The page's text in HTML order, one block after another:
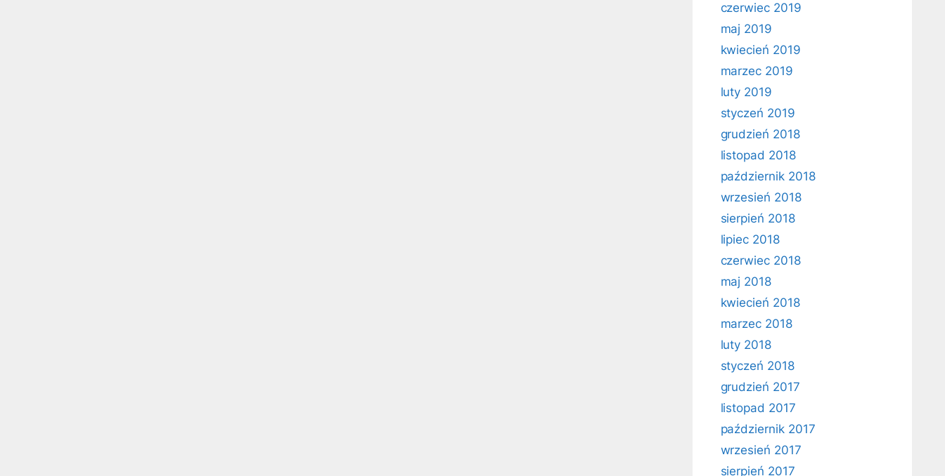
czerwiec 2019
maj 2019
kwiecień 2019
marzec 2019
luty 2019
styczeń 2019
grudzień 2018
listopad 2018
październik 2018
wrzesień 2018
sierpień 2018
lipiec 2018
czerwiec 2018
maj 2018
kwiecień 2018
marzec 2018
luty 2018
styczeń 2018
grudzień 2017
listopad 2017
październik 2017
wrzesień 2017
sierpień 2017